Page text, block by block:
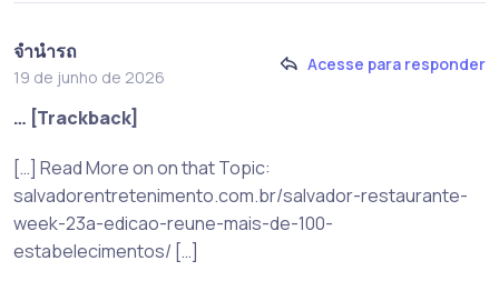
จำนำรถ
19 de junho de 2026
Acesse para responder
… [Trackback]
[…] Read More on on that Topic:
salvadorentretenimento.com.br/salvador-restaurante-
week-23a-edicao-reune-mais-de-100-
estabelecimentos/ […]